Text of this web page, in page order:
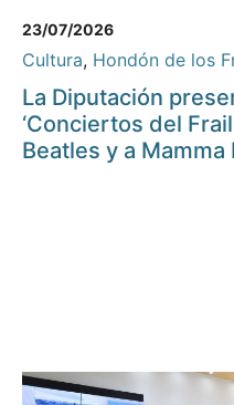
23/07/2026
Cultura, Hondón de los
La Diputación
‘Conciertos del
Beatles y a Mamma